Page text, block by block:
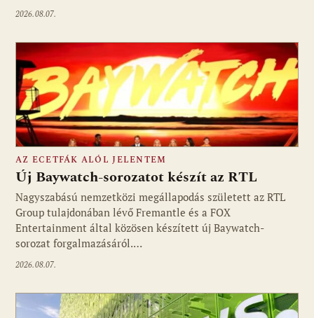
2026.08.07.
Fotó: media1.hu
AZ ECETFÁK ALÓL JELENTEM
Új Baywatch-sorozatot készít az RTL
Nagyszabású nemzetközi megállapodás született az RTL
Group tulajdonában lévő Fremantle és a FOX
Entertainment által közösen készített új Baywatch-
sorozat forgalmazásáról.…
2026.08.07.